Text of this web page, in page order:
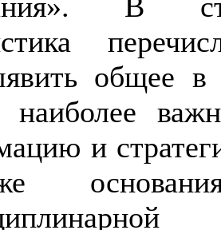
В
общее в
наиболее
и